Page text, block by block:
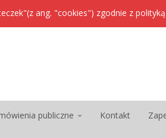
ang. "cookies") zgodnie z
publiczne Kontakt